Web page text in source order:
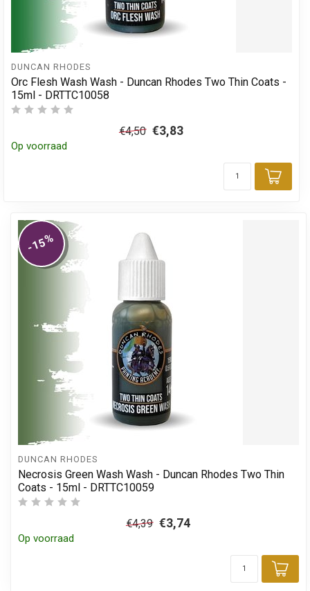
DUNCAN RHODES
Orc Flesh Wash Wash - Duncan Rhodes Two Thin Coats -
15ml - DRTTC10058
€4,50 €3,83
Op voorraad
-15%
DUNCAN RHODES
Necrosis Green Wash Wash - Duncan Rhodes Two Thin
Coats - 15ml - DRTTC10059
€4,39 €3,74
Op voorraad